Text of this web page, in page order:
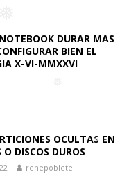
❅ ❅
❅
❅
DURAR MAS
BIEN EL
X-VI-MMXXVI
OCULTAS EN
DISCOS DUROS
renepoblete